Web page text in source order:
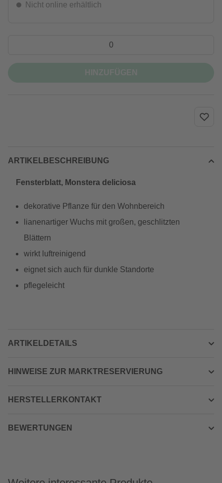
Nicht online erhältlich
ARTIKELBESCHREIBUNG
Fensterblatt, Monstera deliciosa
dekorative Pflanze für den Wohnbereich
lianenartiger Wuchs mit großen, geschlitzten
Blättern
wirkt luftreinigend
eignet sich auch für dunkle Standorte
pflegeleicht
ARTIKELDETAILS
HINWEISE ZUR MARKTRESERVIERUNG
HERSTELLERKONTAKT
BEWERTUNGEN